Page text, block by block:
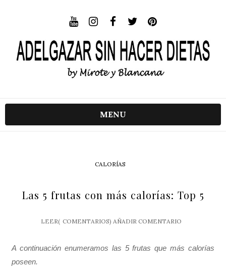
MENU
CALORÍAS
Las 5 frutas con más calorías: Top 5
LEER( COMENTARIOS) AÑADIR COMENTARIO
A continuación enumeramos las 5 frutas que más calorías
poseen.